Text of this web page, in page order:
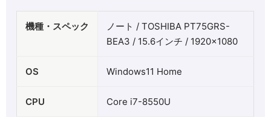
機種・スペック
ノート / TOSHIBA PT75GRS-
BEA3 / 15.6インチ / 1920×1080
OS Windows11 Home
CPU Core i7-8550U